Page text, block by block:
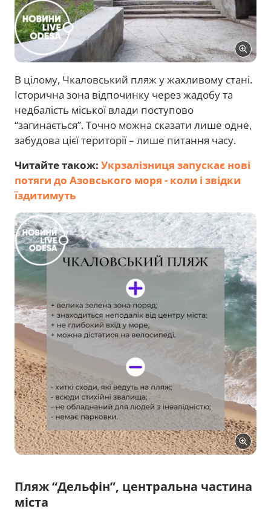
В цілому, Чкаловський пляж у жахливому стані.
Історична зона відпочинку через жадобу та
недбалість міської влади поступово
“загинається”. Точно можна сказати лише одне,
забудова цієї території – лише питання часу.
Читайте також: Укрзалізниця запускає нові
потяги до Азовського моря - коли і звідки
їздитимуть
Пляж “Дельфін”, центральна частина
міста